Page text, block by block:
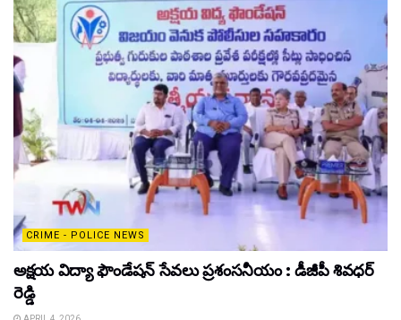
CRIME - POLICE NEWS
అక్షయ విద్యా ఫౌండేషన్ సేవలు ప్రశంసనీయం : డీజీపీ శివధర్
రెడ్డి